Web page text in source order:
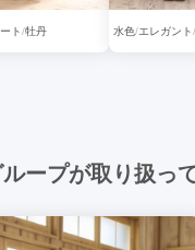
ト 牡丹 水色 エレガント
ープが取り扱っ